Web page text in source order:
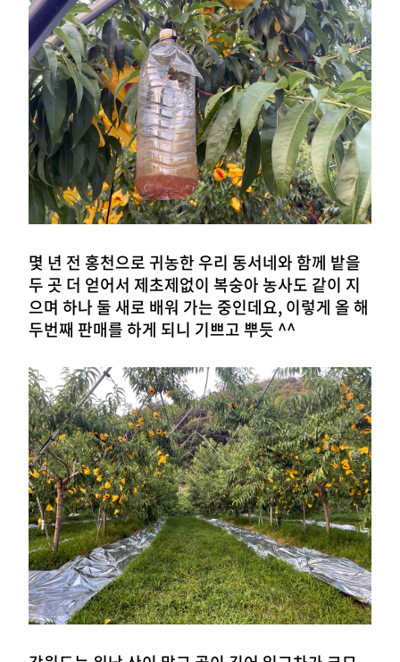
몇 년 전 홍천으로 귀농한 우리 동서네와 함께 밭을
두 곳 더 얻어서 제초제없이 복숭아 농사도 같이 지
으며 하나 둘 새로 배워 가는 중인데요,이렇게 올 해
두번째 판매를 하게 되니 기쁘고 뿌듯 ^^